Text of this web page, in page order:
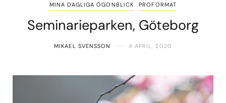
MINA DAGLIGA ÖGONBLICK PROFORMAT
Seminarieparken, Göteborg
MIKAEL SVENSSON 4 APRIL, 2020